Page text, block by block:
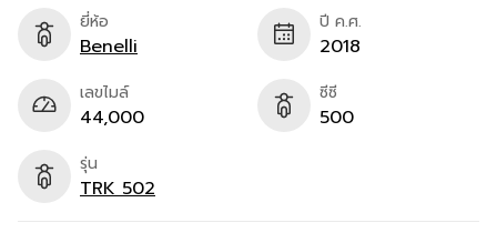
ยี่ห้อ
Benelli
ปี ค.ศ.
2018
เลขไมล์
44,000
ซีซี
500
รุ่น
TRK 502